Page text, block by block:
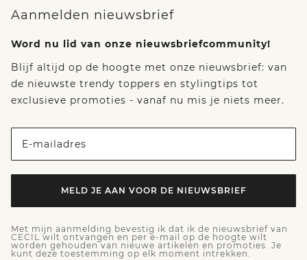
Aanmelden nieuwsbrief
Word nu lid van onze nieuwsbriefcommunity!
Blijf altijd op de hoogte met onze nieuwsbrief: van
de nieuwste trendy toppers en stylingtips tot
exclusieve promoties - vanaf nu mis je niets meer.
E-mailadres
MELD JE AAN VOOR DE NIEUWSBRIEF
Met mijn aanmelding bevestig ik dat ik de nieuwsbrief van
CECIL wilt ontvangen en per e-mail op de hoogte wilt
worden gehouden van nieuwe artikelen en promoties. Je
kunt deze toestemming op elk moment intrekken.